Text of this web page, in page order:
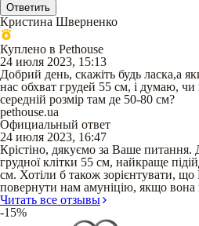
Ответить
Кристина Шверненко
Куплено в Pethouse
24 июля 2023, 15:13
Добрий день, скажіть будь ласка,а
нас обхват грудей 55 см, і думаю,
середній розмір там де 50-80 см?
pethouse.ua
Официальный ответ
24 июля 2023, 16:47
Крістіно, дякуємо за Ваше
грудної клітки 55 см, найкраще
см. Хотіли б також зорієнтувати,
повернути нам амуніцію, якщо вона
Читать все отзывы
-15%